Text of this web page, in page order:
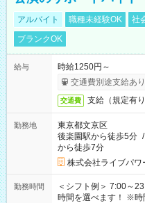
アルバイト 職種未経験OK 社
ブランクOK
給与
時給1250円～
交通費別途支給あり
交通費 支給（規定有り
勤務地
東京都文京区
後楽園駅から徒歩5分 /
から徒歩7分
株式会社ライブパワ
勤務時間
＜シフト例＞ 7:00～23:00 13:30～
時間を選べます！ ※時